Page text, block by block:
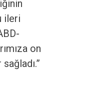
ileri
on